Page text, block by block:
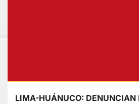
LIMA-HUÁNUCO: DENUNCIAN